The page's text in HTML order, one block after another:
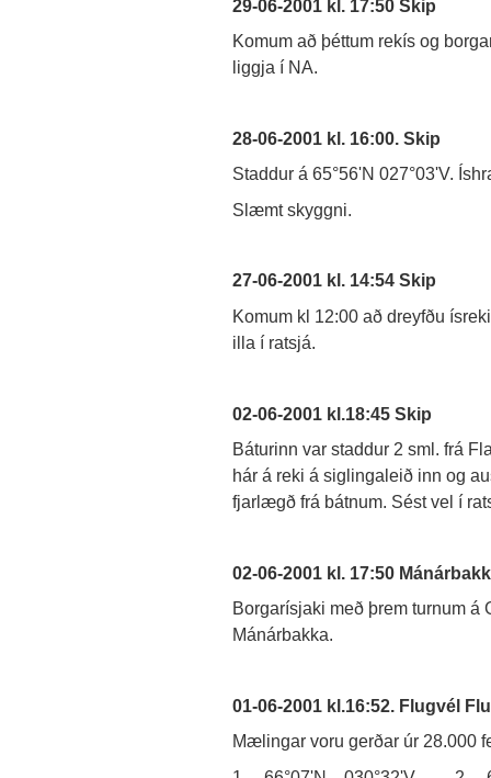
29-06-2001 kl. 17:50 Skip
Komum að þéttum rekís og
liggja í NA.
28-06-2001 kl. 16:00. Skip
Staddur á 65°56'N 027°03'V.
Slæmt skyggni.
27-06-2001 kl. 14:54 Skip
Komum kl 12:00 að dreyfðu
illa í ratsjá.
02-06-2001 kl.18:45 Skip
Báturinn var staddur 2 sml. frá
hár á reki á siglingaleið inn og
fjarlægð frá bátnum. Sést vel í
02-06-2001 kl. 17:50
Borgarísjaki með þrem turnum á
Mánárbakka.
01-06-2001 kl.16:52. Flugvél
Mælingar voru gerðar úr 28.000